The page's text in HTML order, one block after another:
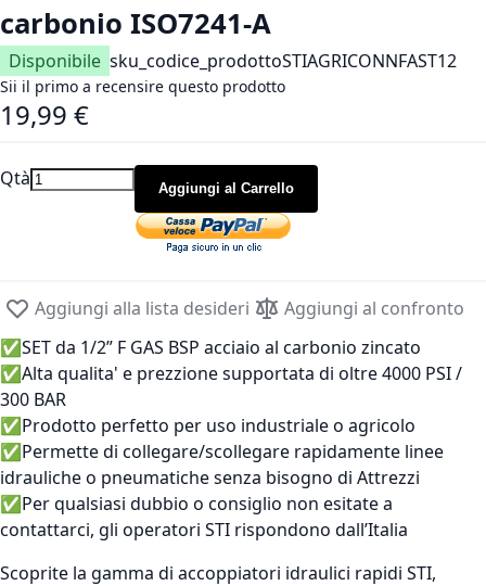
carbonio ISO7241-A
Disponibile sku_codice_prodottoSTIAGRICONNFAST12
Sii il primo a recensire questo prodotto
19,99 €
Qtà Aggiungi al Carrello
Aggiungi alla lista desideri
Aggiungi al confronto
✅SET da 1/2” F GAS BSP acciaio al carbonio zincato
✅Alta qualita' e prezzione supportata di oltre 4000 PSI /
300 BAR
✅Prodotto perfetto per uso industriale o agricolo
✅Permette di collegare/scollegare rapidamente linee
idrauliche o pneumatiche senza bisogno di Attrezzi
✅Per qualsiasi dubbio o consiglio non esitate a
contattarci, gli operatori STI rispondono dall’Italia
Scoprite la gamma di accoppiatori idraulici rapidi STI,